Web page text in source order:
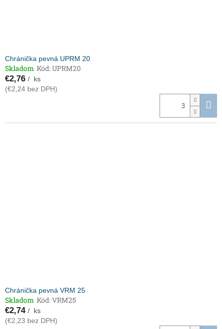
Chránička pevná UPRM 20
Skladom Kód:UPRM20
€2,76 / ks
(€2,24 bez DPH)
Chránička pevná VRM 25
Skladom Kód:VRM25
€2,74 / ks
(€2,23 bez DPH)